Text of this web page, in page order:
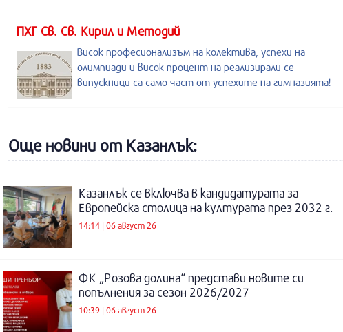
ПХГ Св. Св. Кирил и Методий
Висок професионализъм на колектива, успехи на
олимпиади и висок процент на реализирали се
випускници са само част от успехите на гимназията!
Още новини от Казанлък:
Казанлък се включва в кандидатурата за
Европейска столица на културата през 2032 г.
14:14 | 06 август 26
ФК „Розова долина“ представи новите си
попълнения за сезон 2026/2027
10:39 | 06 август 26